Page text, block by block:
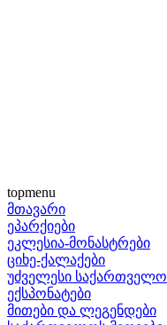
topmenu
მთავარი
ეპარქიები
ეკლესია-მონასტრები
ციხე-ქალაქები
უძველესი საქართველო
ექსპონატები
მითები და ლეგენდები